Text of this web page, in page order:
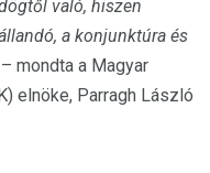
való, hiszen
a konjunktúra és
– mondta a Magyar
elnöke, Parragh László